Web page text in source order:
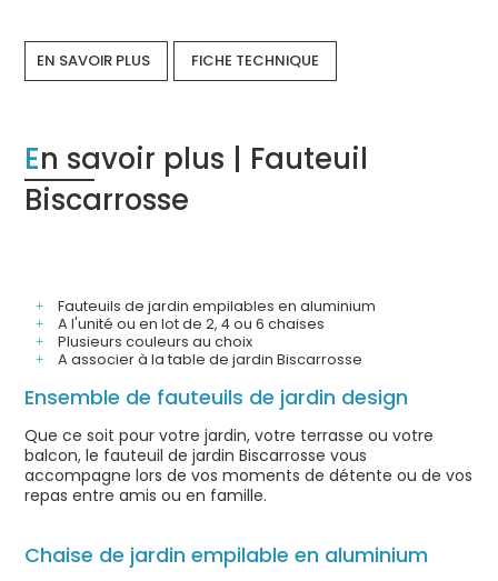
EN SAVOIR PLUS FICHE TECHNIQUE
En savoir plus | Fauteuil
Biscarrosse
Fauteuils de jardin empilables en aluminium
A l'unité ou en lot de 2, 4 ou 6 chaises
Plusieurs couleurs au choix
A associer à la table de jardin Biscarrosse
Ensemble de fauteuils de jardin design
Que ce soit pour votre jardin, votre terrasse ou votre
balcon, le fauteuil de jardin Biscarrosse vous
accompagne lors de vos moments de détente ou de vos
repas entre amis ou en famille.
Chaise de jardin empilable en aluminium